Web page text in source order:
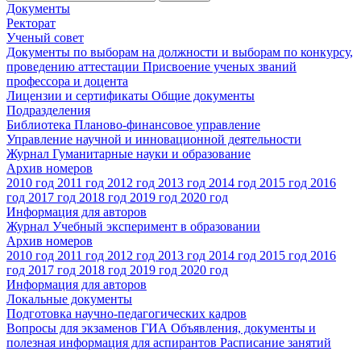
Документы
Ректорат
Ученый совет
Документы по выборам на должности и выборам по конкурсу,
проведению аттестации Присвоение ученых званий
профессора и доцента
Лицензии и сертификаты Общие документы
Подразделения
Библиотека Планово-финансовое управление
Управление научной и инновационной деятельности
Журнал Гуманитарные науки и образование
Архив номеров
2010 год 2011 год 2012 год 2013 год 2014 год 2015 год 2016
год 2017 год 2018 год 2019 год 2020 год
Информация для авторов
Журнал Учебный эксперимент в образовании
Архив номеров
2010 год 2011 год 2012 год 2013 год 2014 год 2015 год 2016
год 2017 год 2018 год 2019 год 2020 год
Информация для авторов
Локальные документы
Подготовка научно-педагогических кадров
Вопросы для экзаменов ГИА Объявления, документы и
полезная информация для аспирантов Расписание занятий